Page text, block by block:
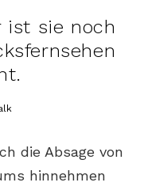
ist sie noch
die Absage von
hinnehmen